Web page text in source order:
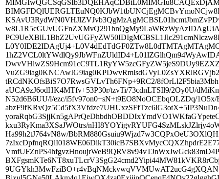
MIMGIwQGCSqGSIb3DQEHAqCDBiL0MIMGIu8CAQExDjAMBggqhQMHAQECAgUAMIMGFEkGCSqGSIb3DQEHAaCDBhQ5BIMGFDQlUERGLTEuNQ0KJbW1tbUNCjEgMCBvYmoNCjw8L1R5cGUvQ2F0YWxvZy9QYWdlcyAyIDAgUi9MYW5nKHJ1LVJVKSAvU3RydWN0VHJlZVJvb3QgMzAgMCBSL01hcmtJbmZvPDwvTWFya2VkIHRydWU+Pj4+DQplbmRvYmoNCjIgMCBvYmoNCjw8L1R5cGUvUGFnZXMvQ291bnQgMy9LaWRzWyAzIDAgUiAyMSAwIFIgMjcgMCBSXSA+Pg0KZW5kb2JqDQozIDAgb2JqDQo8PC9UeXBlL1BhZ2UvUGFyZW50IDIgMCBSL1Jlc291cmNlczw8L0ZvbnQ8PC9GMSA1IDAgUi9GMiAxMiAwIFIvRjMgMTQgMCBSL0Y0IDE2IDAgUj4+L0V4dEdTdGF0ZTw8L0dTMTAgMTAgMCBSL0dTMTEgMTEgMCBSPj4vUHJvY1NldFsvUERGL1RleHQvSW1hZ2VCL0ltYWdlQy9JbWFnZUldID4+L01lZGlhQm94WyAwIDAgNTk1LjMyIDg0MS45Ml0gL0NvbnRlbnRzIDQgMCBSL0dyb3VwPDwvVHlwZS9Hcm91cC9TL1RyYW5zcGFyZW5jeS9DUy9EZXZpY2VSR0I+Pi9UYWJzL1MvU3RydWN0UGFyZW50cyAwPj4NCmVuZG9iag0KNCAwIG9iag0KPDwvRmlsdGVyL0ZsYXRlRGVjb2RlL0xlbmd0aCAxNjcyPj4NCnN0cmVhbQ0KeJzlW9+L4zYQfg/kf9DjtRCdNKOfsBiS7O7RwsGVLvTh6FNp+9RC2/8fOrLl2F5bia3Mbh+aI+vYsTKfZr4ZzYx84uMX8fDw8fP5u0ehmkacHs/ir/0uWKmVEc5EaUCA9zJ6odHK4MTfv+53P30r/tzvTi/73cdnLTSIl9/2Oy0U/dMiKmlpsPdGohMvf9BNn37USvz+z35Hf7tTnU8/7XdfHxSYSO8jvYHeXoFN52d6B6UU/l/ezc/i5fv97on0+sN+t9EO8NoOCEbqOLZDq/1O5x/ENxNh4unzWYgRGzQzG2yQ5jUIMrzzzcHQ0R4bOiQ9gIv50nPTHp7abzF9fKRvQz5Cd5fX3Vfdze7UHUxzSFfTzc6lG3otX+5IP3NuDn409pw+8tsBIEhnlzVw0wzAbAYD0i7ZwTgFmBwwtOo0j4PG8JQVebyoraRqbG3SjjKn5gAPrQeDhbdhOBDDIxYmdVO1WKfaGYpeteCkvwXibjNiWVZvhDO/orXy0ofCFDVIhZICN/DOVTtdFJpI9jwNFz09kxu3RyKma3XSaJWOtrs/nHI8YOYigvRYUFG4SzMLskJZlrjy4oWBQFO264g/8z7D7H1apdtLyuCduNZG2qLIGxO3w8TRoVT+AoIYBHa99h2tJ764vN8w/BbRM880Gsuiu9Wjzd7w3CQPxOeU3OXlQHXLBT6l691a49tl5x6EM+WYaNJ9lbmPYzbR8sr/HhYqZV3jmJkTqX4h7zIxcDpfnqRQlI018WE06DikT30icB7SBXvMycCQXZhpdrE2E77LDjYo6UJlBuaZyVBIVt6DDaXkD4eceEjy2gzPlTO8K1neG1sTVBpVmfUFZnPS4hfgvzHnoujrWeB9QRV8v94vTJnWxJwGck83mD4PnIkVByWVCeLllzTxcHqDSccodUH61w9xnvPex22tr0g78CrWakqCzBXFgsmKTe6NT8xuTLcrV3SgG24cmd2Yipi44MW81kVKR8rCbjVkFO+UXfRJ/1vKh9UvZqfwVlooAr6lN82kNxOCBCdcIBddhYIE+ij9UGYkh3MwFziBO+r4vBqNMckvwqVVMUwAT2ucG4gXQANSlYMpqEcBVkYoQcY55GtjC/rt4VJxa1f0Ue6RFNZLGukFA/ltzBKBnBjxul5GNe50LAkm4q1EiwQX4za0ExijipOCenqF4NOv22glgghGLwHBGRAdaYkXjmZuKvzQ8cKwMUhXAcMzwwimpgugAzMMr6uCY2SGYb0E3N7lVswwDGXIFTA0MwyI0lXAAGYYtOyEChjIBAMCpXhWWJUaxSsi+xZhZi4sloXlnca2QLL5qJrRZlPajsLc3xi2lZaKivsMY03KQ9ZpZG4YU2eYua4sRfKc2CzpyoWhxT7aZLNPfacobcUN22n5Y1ad1xPFLm3MXXbk7GhHLnaDDu01Og9vaAaauC3N/05izoVF/Z7CzHphc4JVZgwzgmn0qZw1qe5ZdEbXseJx7nleTc8vHDx2vutd3tbxA6MGMna9ymPuY2UWXXaC/ISE7Tks/0R76dSR0mOjx4xuv0odsxEwPXTP2vNztwfVD2lxX8WcVJE95/LDebBqtB173zxi6VZxkd9RLKXX3hTseJtOlZnfnE6pEySMUwuratfGzHYelDfqZU7jT6YCtueTJwOOi8Gu13Ov9vHAjiTtD45IcrB8LBnEZS5CJ2YST9M4y298Y51EU1A7d+AyNq4XNmcaV3IPlDIZK4xxKzKnu5dhHcrCUpQ8d/HJd7snKWQRVezY+eer6+u44oYwC9fDrJtE2evRasxqHFHRX67z05HKZuNXmmbOEOa6yyBWpXDMdZehQ8VCj8x1l1G2ZoFA5rorpVoV0QOZ6y70voaiyFV39TAcFRvrOpYTGJVVRhGGVRIqYDB3rxBdqnk2w2DuXqVnZ1wFDObuFaogQwUM5igKNKqGosxRFIKuoahhjqK0fEq7PW4Y5igKFtNTZpthMEdRwJge8twMgzmKAjipK2AwR9G87bAZBnMU1TFUUZQ5inYF4WYUzEFUe1Wxn2uYY6i2fuW+5AQFcwjVBuV2XljmCKoh3t4rm6NgDqCaisjt7LTM8VMrXcFOWxk+Zw+ZQFDp0dq0h2kWH0U83lUeLshz1+QprS+PP6bP+X84rHr+rX/m8b6Cdr6/awmxLSC+bajKBWYOQ/